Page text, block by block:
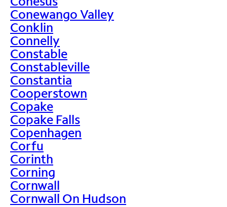
Conewango Valley
Conklin
Connelly
Constable
Constableville
Constantia
Cooperstown
Copake
Copake Falls
Copenhagen
Corfu
Corinth
Corning
Cornwall
Cornwall On Hudson